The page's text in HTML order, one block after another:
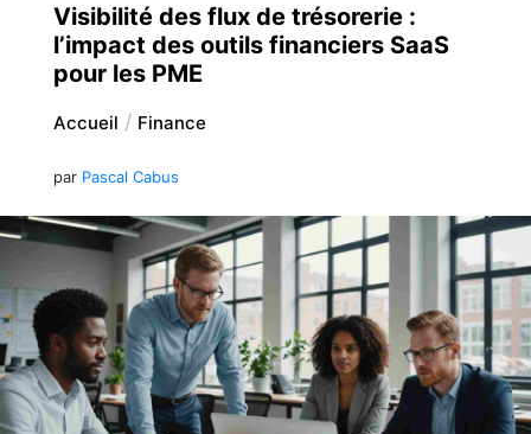
Visibilité des flux de trésorerie :
l’impact des outils financiers SaaS
pour les PME
Accueil Finance
par Pascal Cabus